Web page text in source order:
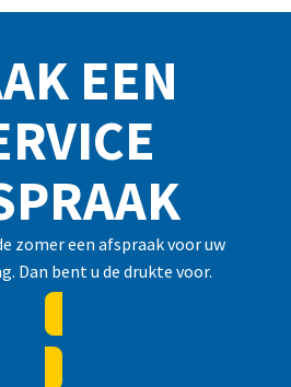
EEN
zomer een afspraak voor uw
Dan bent u de drukte voor.
CONTACTFORMULIER IN